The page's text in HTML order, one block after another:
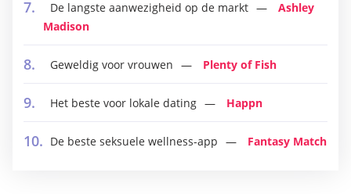
De langste aanwezigheid op de markt
Ashley
Madison
Geweldig voor vrouwen Plenty of Fish
Het beste voor lokale dating Happn
De beste seksuele wellness-app Fantasy Match